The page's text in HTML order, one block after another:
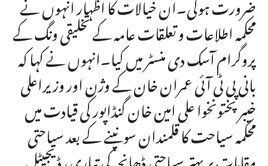
محکمہ اطلاعات و تعلقات عامہ کے تخلیقی ونگ کے
پروگرام آسک دی منسٹر میں کیا۔انہوں نے کہا کہ
بانی پی ٹی آئی عمران خان کے وژن اور وزیراعلی
خیبرپختونخوا علی امین خان گنڈاپور کی قیادت میں
محکمہ سیاحت کا قلمندان سونپنے کے بعد سیاحتی